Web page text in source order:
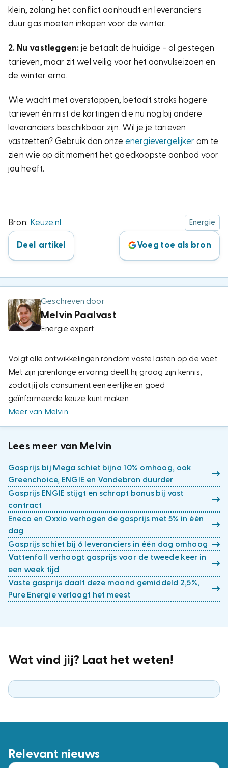
klein, zolang het conflict aanhoudt en leveranciers
duur gas moeten inkopen voor de winter.
2. Nu vastleggen: je betaalt de huidige - al gestegen
tarieven, maar zit wel veilig voor het aanvulseizoen en
de winter erna.
Wie wacht met overstappen, betaalt straks hogere
tarieven én mist de kortingen die nu nog bij andere
leveranciers beschikbaar zijn. Wil je je tarieven
vastzetten? Gebruik dan onze energievergelijker om te
zien wie op dit moment het goedkoopste aanbod voor
jou heeft.
Bron: Keuze.nl Energie
Deel artikel Voeg toe als bron
Geschreven door
Melvin Paalvast
Energie expert
Volgt alle ontwikkelingen rondom vaste lasten op de voet.
Met zijn jarenlange ervaring deelt hij graag zijn kennis,
zodat jij als consument een eerlijke en goed
geïnformeerde keuze kunt maken.
Meer van Melvin
Lees meer van Melvin
Gasprijs bij Mega schiet bijna 10% omhoog, ook
Greenchoice, ENGIE en Vandebron duurder
Gasprijs ENGIE stijgt en schrapt bonus bij vast
contract
Eneco en Oxxio verhogen de gasprijs met 5% in één
dag
Gasprijs schiet bij 6 leveranciers in één dag omhoog
Vattenfall verhoogt gasprijs voor de tweede keer in
een week tijd
Vaste gasprijs daalt deze maand gemiddeld 2,5%,
Pure Energie verlaagt het meest
Wat vind jij? Laat het weten!
Relevant nieuws